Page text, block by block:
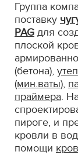
Группа
поставку
PAG для
плоской
(бетона),
(мин.ваты),
праймера.
пироге, и
кровли в
помощи